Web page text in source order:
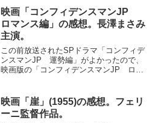
ジェイソン・ボーンの身元が明らかにな
ってくる。国境を越えて...
映画「コンフィデンスマンJP
ロマンス編」の感想。長澤まさみ
主演。
この前放送されたSPドラマ「コンフィデ
ンスマンJP 運勢編」がよかったので、
映画版の「コンフィデンスマンJP ロマ
上回る面白さ。舞台は香港。伝説のダイ
ヤモンドをめぐり、...
映画「崖」(1955)の感想。フェリ
ーニ監督作品。